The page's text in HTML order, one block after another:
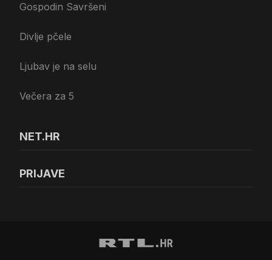
Gospodin Savršeni
Divlje pčele
Ljubav je na selu
Večera za 5
NET.HR
PRIJAVE